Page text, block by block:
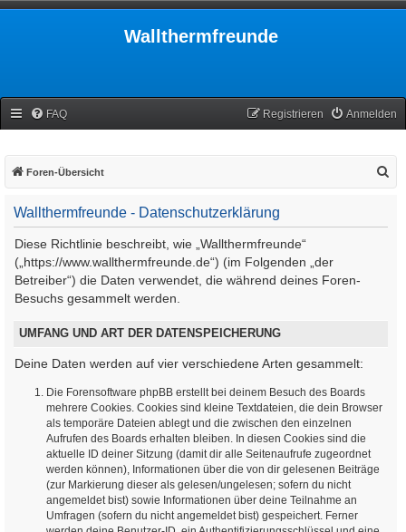
Wallthermfreunde
FAQ Anmelden
Registrieren
Foren-Übersicht
Wallthermfreunde - Datenschutzerklärung
Diese Richtlinie beschreibt, wie „Wallthermfreunde“
(„https://www.wallthermfreunde.de“) (im Folgenden „der
Betreiber“) die Daten verwendet, die während deines Foren-
Besuchs gesammelt werden.
UMFANG UND ART DER DATENSPEICHERUNG
Deine Daten werden auf vier verschiedene Arten gesammelt:
Die Forensoftware phpBB erstellt bei deinem Besuch des Boards
mehrere Cookies. Cookies sind kleine Textdateien, die dein Browser
als temporäre Dateien ablegt und die zwischen den einzelnen
Aufrufen des Boards erhalten bleiben. In diesen Cookies sind die
aktuelle ID deiner Sitzung (damit dir alle Seitenaufrufe zugeordnet
werden können), Informationen über die von dir gelesenen Beiträge
(zur Markierung dieser als gelesen/ungelesen; sofern du nicht
angemeldet bist) sowie Informationen über deine Teilnahme an
Umfragen (sofern du nicht angemeldet bist) gespeichert. Ferner